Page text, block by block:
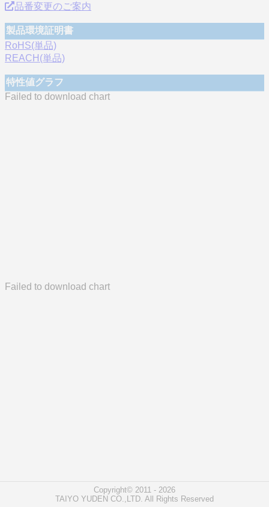
品番変更のご案内
製品環境証明書
RoHS(単品)
REACH(単品)
特性値グラフ
Failed to download chart
Failed to download chart
Copyright© 2011 - 2026
TAIYO YUDEN CO.,LTD. All Rights Reserved